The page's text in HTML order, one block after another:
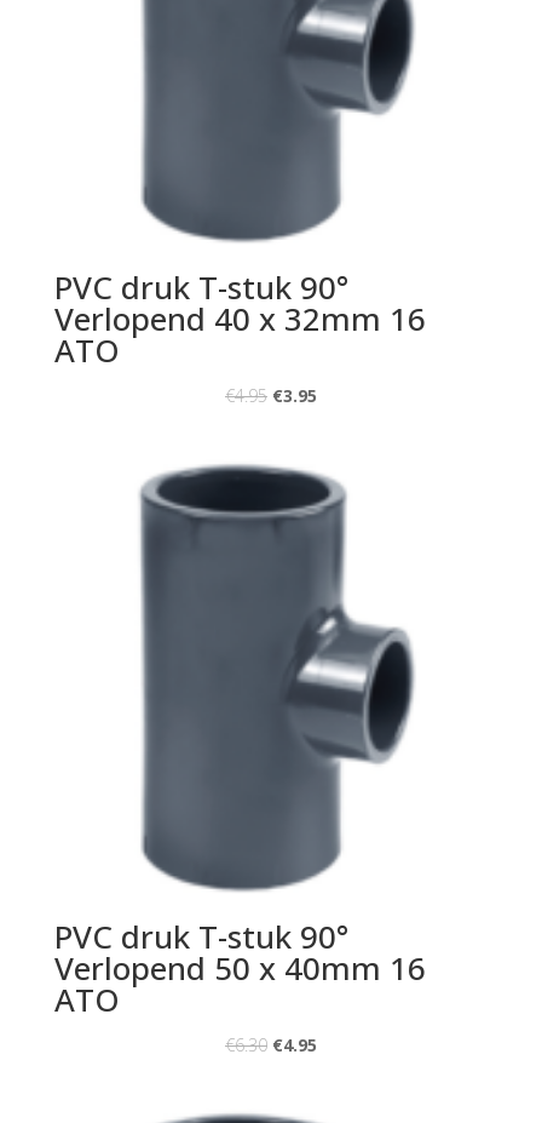
PVC druk T-stuk 90°
Verlopend 40 x 32mm 16
ATO
€4.95 €3.95
PVC druk T-stuk 90°
Verlopend 50 x 40mm 16
ATO
€6.30 €4.95